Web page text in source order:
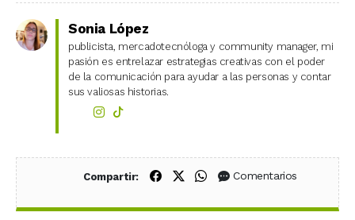
Sonia López
publicista, mercadotecnóloga y community manager, mi
pasión es entrelazar estrategias creativas con el poder
de la comunicación para ayudar a las personas y contar
sus valiosas historias.
Compartir: Compartir en Facebook
Compartir en X (Twitter)
Compartir en WhatsApp
Comentarios